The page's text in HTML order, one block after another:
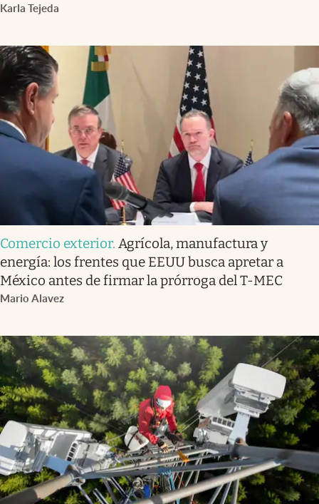
Karla Tejeda
Comercio exterior. Agrícola, manufactura y
energía: los frentes que EEUU busca apretar a
México antes de firmar la prórroga del T-MEC
Mario Alavez